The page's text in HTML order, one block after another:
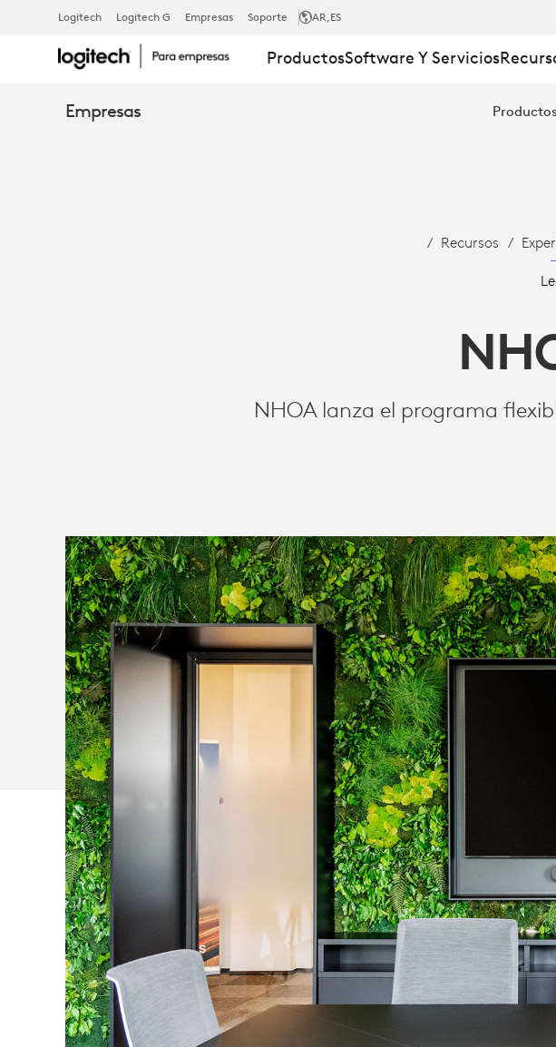
ESTUDIO
DE
CON
LOGITECH
Logitech Logitech G Empresas Soporte AR,ES
ProductosSoftware Y Servicios
Empresas Productos
Recursos
NHOA lanza el programa